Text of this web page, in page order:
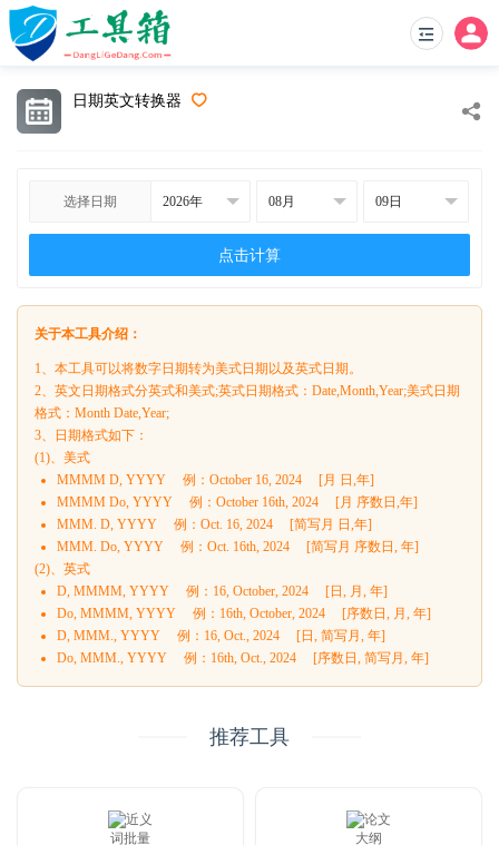
日期英文转换器
选择日期
点击计算
关于本工具介绍：
1、本工具可以将数字日期转为美式日期以及英式日期。
2、英文日期格式分英式和美式;英式日期格式：Date,Month,Year;美式日期
格式：Month Date,Year;
3、日期格式如下：
(1)、美式
MMMM D, YYYY 例：October 16, 2024 [月 日,年]
MMMM Do, YYYY 例：October 16th, 2024 [月 序数日,年]
MMM. D, YYYY 例：Oct. 16, 2024 [简写月 日,年]
MMM. Do, YYYY 例：Oct. 16th, 2024 [简写月 序数日, 年]
(2)、英式
D, MMMM, YYYY 例：16, October, 2024 [日, 月, 年]
Do, MMMM, YYYY 例：16th, October, 2024 [序数日, 月, 年]
D, MMM., YYYY 例：16, Oct., 2024 [日, 简写月, 年]
Do, MMM., YYYY 例：16th, Oct., 2024 [序数日, 简写月, 年]
推荐工具